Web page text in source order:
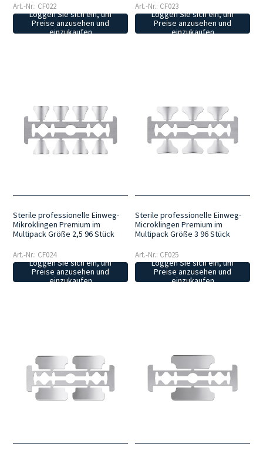
Art.-Nr.: CF022
Loggen Sie sich ein, um
Preise anzusehen und
einzukaufen
Art.-Nr.: CF023
Loggen Sie sich ein, um
Preise anzusehen und
einzukaufen
Sterile professionelle Einweg-
Mikroklingen Premium im
Multipack Größe 2,5 96 Stück
Art.-Nr.: CF024
Loggen Sie sich ein, um
Preise anzusehen und
einzukaufen
Sterile professionelle Einweg-
Microklingen Premium im
Multipack Größe 3 96 Stück
Art.-Nr.: CF025
Loggen Sie sich ein, um
Preise anzusehen und
einzukaufen